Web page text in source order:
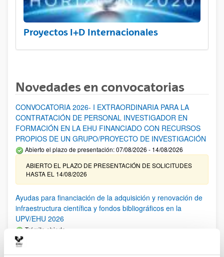
Proyectos I+D Internacionales
Novedades en convocatorias
CONVOCATORIA 2026- I EXTRAORDINARIA PARA LA
CONTRATACIÓN DE PERSONAL INVESTIGADOR EN
FORMACIÓN EN LA EHU FINANCIADO CON RECURSOS
PROPIOS DE UN GRUPO/PROYECTO DE INVESTIGACIÓN
Abierto el plazo de presentación: 07/08/2026 - 14/08/2026
ABIERTO EL PLAZO DE PRESENTACIÓN DE SOLICITUDES
HASTA EL 14/08/2026
Ayudas para financiación de la adquisición y renovación de
infraestructura científica y fondos bibliográficos en la
UPV/EHU 2026
Trámite abierto
solicitudes admitidas y excluidas. 23/03/2026: Relación